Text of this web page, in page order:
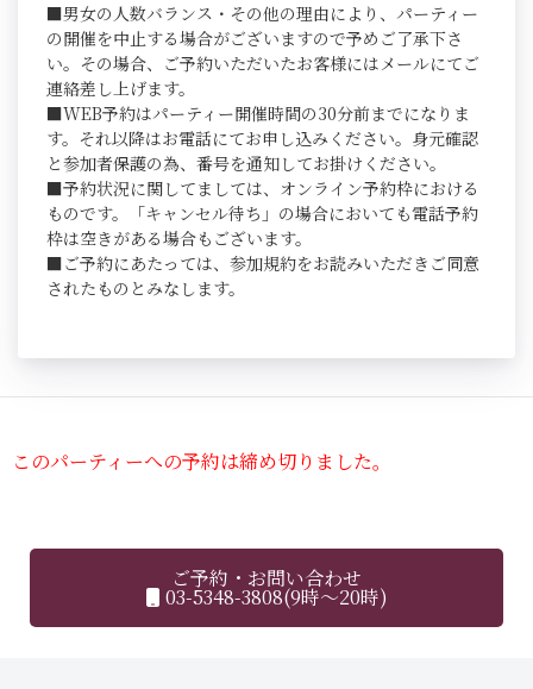
■男女の人数バランス・その他の理由により、パーティー
の開催を中止する場合がございますので予めご了承下さ
い。その場合、ご予約いただいたお客様にはメールにてご
連絡差し上げます。
■WEB予約はパーティー開催時間の30分前までになりま
す。それ以降はお電話にてお申し込みください。身元確認
と参加者保護の為、番号を通知してお掛けください。
■予約状況に関してましては、オンライン予約枠における
ものです。「キャンセル待ち」の場合においても電話予約
枠は空きがある場合もございます。
■ご予約にあたっては、参加規約をお読みいただきご同意
されたものとみなします。
このパーティーへの予約は締め切りました。
ご予約・お問い合わせ
03-5348-3808(9時～20時)